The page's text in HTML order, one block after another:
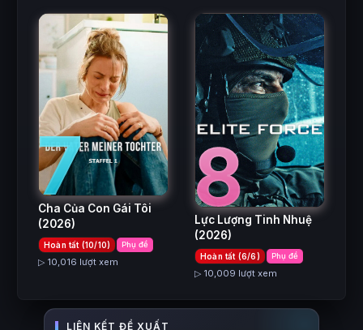
7
Cha Của Con Gái Tôi
(2026)
Hoàn tất (10/10) Phụ đề
▷ 10,016 lượt xem
8
Lực Lượng Tinh Nhuệ
(2026)
Hoàn tất (6/6) Phụ đề
▷ 10,009 lượt xem